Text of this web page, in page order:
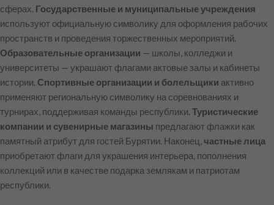
сферах. Государственные и муниципальные учреждения
используют официальную символику для оформления рабочих
пространств и проведения торжественных мероприятий.
Образовательные организации — школы, колледжи и
университеты — украшают флагами актовые залы и кабинеты
истории. Спортивные организации и болельщики активно
применяют региональную символику на соревнованиях и
турнирах, поддерживая команды республики. Туристические
компании и сувенирные магазины предлагают флажки как
памятный атрибут для гостей Бурятии. Наконец, частные лица
приобретают флаги для украшения интерьера, пополнения
коллекций или в качестве подарка землякам и патриотам
республики.